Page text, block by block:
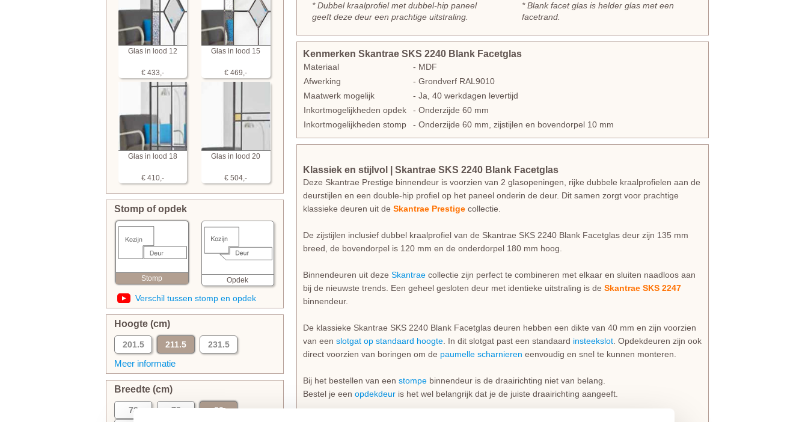
Glas in lood 12
€ 433,-
Glas in lood 15
€ 469,-
Glas in lood 18
€ 410,-
Glas in lood 20
€ 504,-
Stomp of opdek
Stomp Opdek
Verschil tussen stomp en opdek
Hoogte (cm)
201.5 211.5
231.5
Meer informatie
Breedte (cm)
73 78
83
* Dubbel kraalprofiel met dubbel-hip paneel
geeft deze deur een prachtige uitstraling.
* Blank facet glas is helder glas met een
facetrand.
Kenmerken Skantrae SKS 2240 Blank Facetglas
Materiaal
- MDF
Afwerking
- Grondverf RAL9010
Maatwerk mogelijk
- Ja, 40 werkdagen levertijd
Inkortmogelijkheden opdek
- Onderzijde 60 mm
Inkortmogelijkheden stomp
- Onderzijde 60 mm, zijstijlen en bovendorpel 10 mm
Klassiek en stijlvol | Skantrae SKS 2240 Blank Facetglas
Deze Skantrae Prestige binnendeur is voorzien van 2 glasopeningen, rijke dubbele kraalprofielen aan de
deurstijlen en een double-hip profiel op het paneel onderin de deur. Dit samen zorgt voor prachtige
klassieke deuren uit de Skantrae Prestige collectie.
De zijstijlen inclusief dubbel kraalprofiel van de Skantrae SKS 2240 Blank Facetglas deur zijn 135 mm
breed, de bovendorpel is 120 mm en de onderdorpel 180 mm hoog.
Binnendeuren uit deze Skantrae collectie zijn perfect te combineren met elkaar en sluiten naadloos aan
bij de nieuwste trends. Een geheel gesloten deur met identieke uitstraling is de Skantrae SKS 2247
binnendeur.
De klassieke Skantrae SKS 2240 Blank Facetglas deuren hebben een dikte van 40 mm en zijn voorzien
van een slotgat op standaard hoogte . In dit slotgat past een standaard insteekslot . Opdekdeuren zijn ook
direct voorzien van boringen om de paumelle scharnieren eenvoudig en snel te kunnen monteren.
Bij het bestellen van een stompe binnendeur is de draairichting niet van belang.
Bestel je een opdekdeur is het wel belangrijk dat je de juiste draairichting aangeeft.